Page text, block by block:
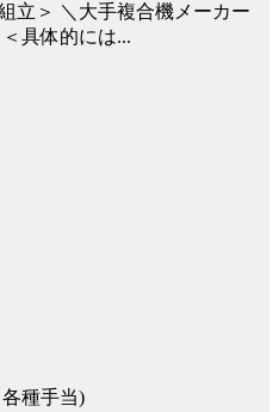
立＞ ＼大手複合機メーカー
具体的には...
各種手当)